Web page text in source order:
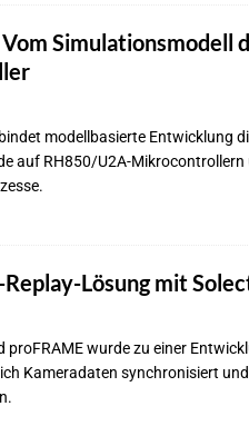
Simulationsmodell
modellbasierte Entwicklung
auf RH850/U2A-
Lösung mit
proFRAME wurde zu einer
Kameradaten synchronisiert